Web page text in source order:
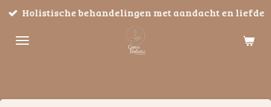
Ga
naar
Holistische behandelingen met aandacht en liefde